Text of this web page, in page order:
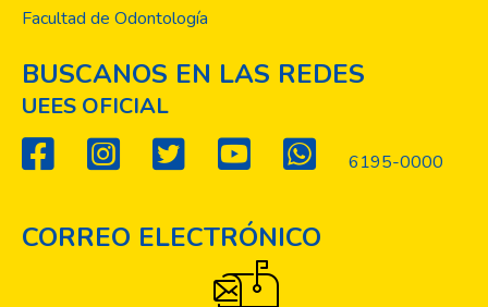
Facultad de Odontología
BUSCANOS EN LAS REDES
UEES OFICIAL
6195-0000
CORREO ELECTRÓNICO